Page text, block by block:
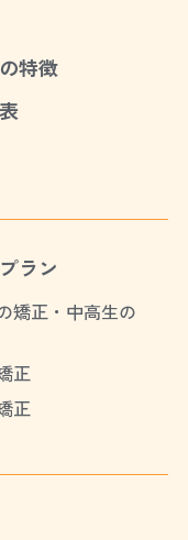
特徴
ラン
矯正・中高生の
正
正